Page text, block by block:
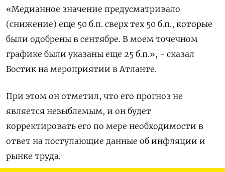
«Медианное значение предусматривало
(снижение) еще 50 б.п. сверх тех 50 б.п., которые
были одобрены в сентябре. В моем точечном
графике были указаны еще 25 б.п.», - сказал
Бостик на мероприятии в Атланте.
При этом он отметил, что его прогноз не
является незыблемым, и он будет
корректировать его по мере необходимости в
ответ на поступающие данные об инфляции и
рынке труда.